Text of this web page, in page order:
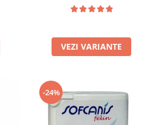
VEZI VARIANTE
-24%